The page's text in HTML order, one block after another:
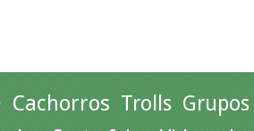
Cachorros Trolls Grupos